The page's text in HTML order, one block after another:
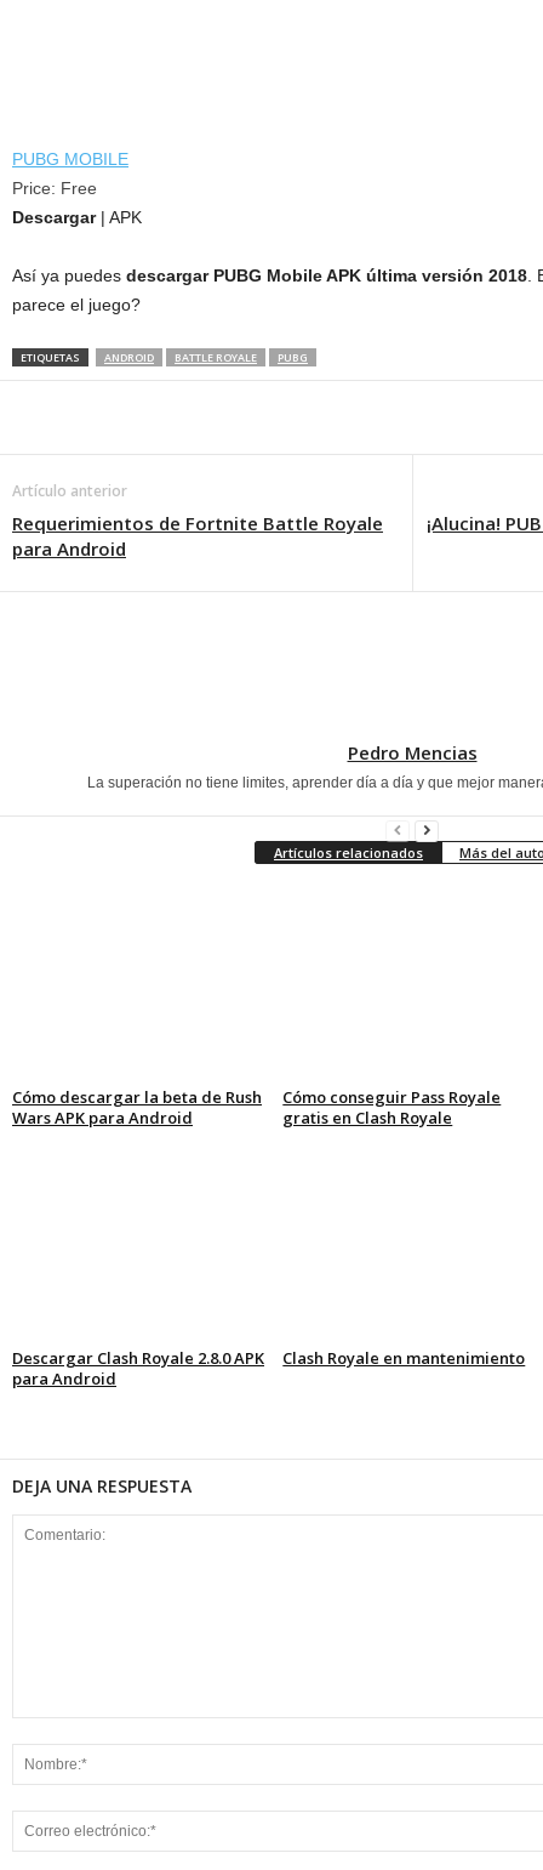
PUBG MOBILE
Price: Free
Descargar| APK
Así ya puedes descargar PUBG Mobile APK última versión 2018
parece el juego?
ETIQUETAS ANDROID BATTLE ROYALE PUBG
Artículo anterior
Requerimientos de Fortnite Battle Royale
para Android
¡Alucina!
Pedro Mencias
La superación no tiene limites, aprender día a día y que mejor
Artículos relacionados Más del
Cómo descargar la beta de Rush
Wars APK para Android
Cómo conseguir Pass Royale
gratis en Clash Royale
Descargar Clash Royale 2.8.0 APK
para Android
Clash Royale en mantenimiento
DEJA UNA RESPUESTA